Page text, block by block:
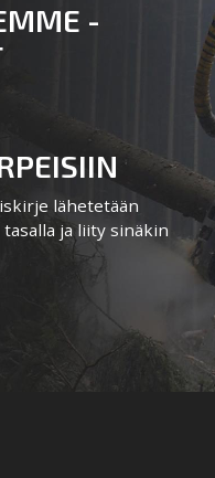
-
lähetetään
ja liity sinäkin